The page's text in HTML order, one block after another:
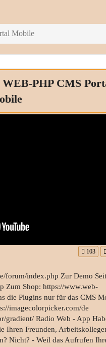
Mobile
PHP CMS
103
forum/index.php Zur Demo
Zum Shop: https://www.web-
die Plugins nur für das CMS
imagecolorpicker.com/de
gradient/ Radio Web - App
Ihren Freunden,
Nicht? - Weil das Aufrufen